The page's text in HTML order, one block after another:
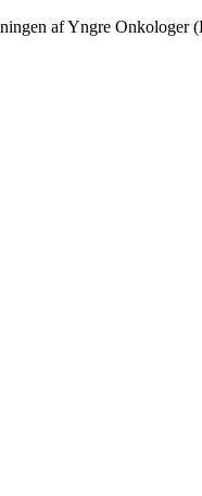
af Yngre Onkologer